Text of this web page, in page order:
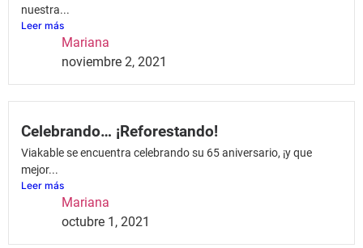
nuestra...
Leer más
Mariana
noviembre 2, 2021
Celebrando… ¡Reforestando!
Viakable se encuentra celebrando su 65 aniversario, ¡y que
mejor...
Leer más
Mariana
octubre 1, 2021